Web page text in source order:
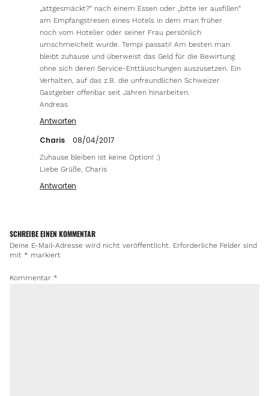
„attgesmäckt?“ nach einem Essen oder „bitte ier ausfillen“
am Empfangstresen eines Hotels in dem man früher
noch vom Hotelier oder seiner Frau persönlich
umschmeichelt wurde. Tempi passati! Am besten man
bleibt zuhause und überweist das Geld für die Bewirtung
ohne sich deren Service-Enttäuschungen auszusetzen. Ein
Verhalten, auf das z.B. die unfreundlichen Schweizer
Gastgeber offenbar seit Jahren hinarbeiten.
Andreas
Antworten
Charis
08/04/2017
Zuhause bleiben ist keine Option! :)
Liebe Grüße, Charis
Antworten
SCHREIBE EINEN KOMMENTAR
Deine E-Mail-Adresse wird nicht veröffentlicht. Erforderliche Felder sind
mit* markiert
Kommentar*